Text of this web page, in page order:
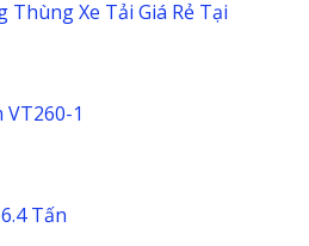
Xe Tải Giá Rẻ Tại
VT260-1
Tấn